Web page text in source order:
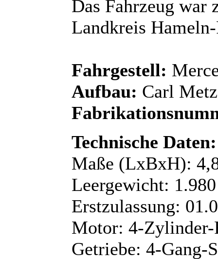
Das Fahrzeug
Landkreis
Fahrgestell:
Aufbau: Carl
Technische Daten:
Maße (LxBxH):
Leergewicht:
Erstzulassung:
Motor: 4-Zylinder-
Getriebe: 4-Gang-